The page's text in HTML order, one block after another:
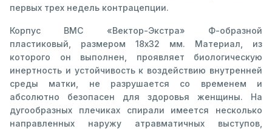
первых трех недель контрацепции.
Корпус ВМС «Вектор-Экстра» Ф-образной
пластиковый, размером 18х32 мм. Материал, из
которого он выполнен, проявляет биологическую
инертность и устойчивость к воздействию внутренней
среды матки, не разрушается со временем и
абсолютно безопасен для здоровья женщины. На
дугообразных плечиках спирали имеется несколько
направленных наружу атравматичных выступов,